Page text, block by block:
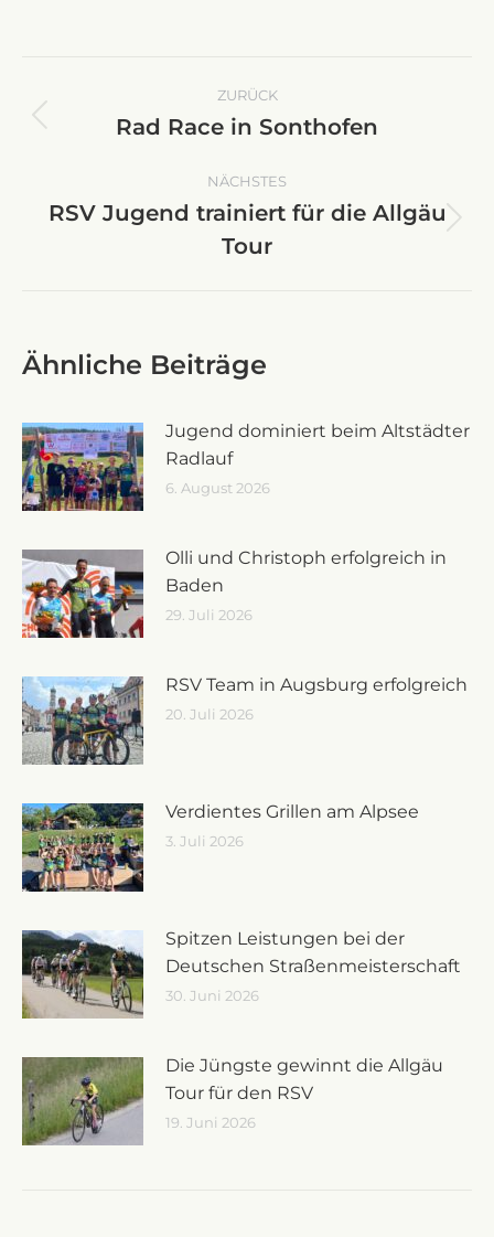
Kommentarnavigation
ZURÜCK
Vorheriger
Rad Race in Sonthofen
NÄCHSTES
Beitrag:
RSV Jugend trainiert für die Allgäu
Tour
Ähnliche Beiträge
Jugend dominiert beim Altstädter
Radlauf
6. August 2026
Olli und Christoph erfolgreich in
Baden
29. Juli 2026
RSV Team in Augsburg erfolgreich
20. Juli 2026
Verdientes Grillen am Alpsee
3. Juli 2026
Spitzen Leistungen bei der
Deutschen Straßenmeisterschaft
30. Juni 2026
Die Jüngste gewinnt die Allgäu
Tour für den RSV
19. Juni 2026